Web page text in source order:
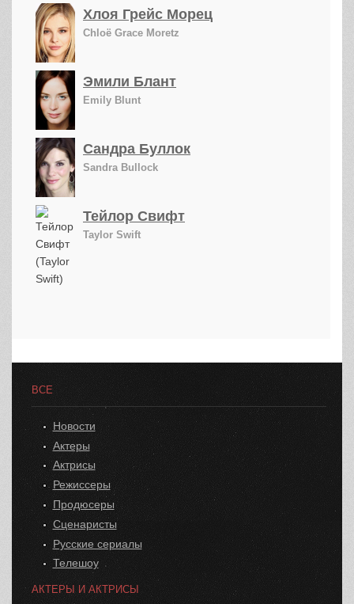
Хлоя Грейс Морец
Chloë Grace Moretz
Эмили Блант
Emily Blunt
Сандра Буллок
Sandra Bullock
Тейлор Свифт
Taylor Swift
ВСЕ
Новости
Актеры
Актрисы
Режиссеры
Продюсеры
Сценаристы
Русские сериалы
Телешоу
АКТЕРЫ И АКТРИСЫ